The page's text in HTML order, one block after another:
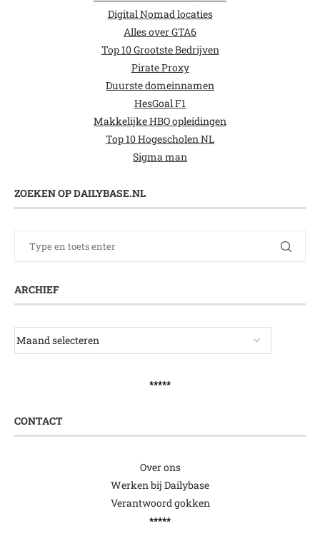
Digital Nomad locaties
Alles over GTA6
Top 10 Grootste Bedrijven
Pirate Proxy
Duurste domeinnamen
HesGoal F1
Makkelijke HBO opleidingen
Top 10 Hogescholen NL
Sigma man
ZOEKEN OP DAILYBASE.NL
ARCHIEF
*****
CONTACT
Over ons
Werken bij Dailybase
Verantwoord gokken
*****